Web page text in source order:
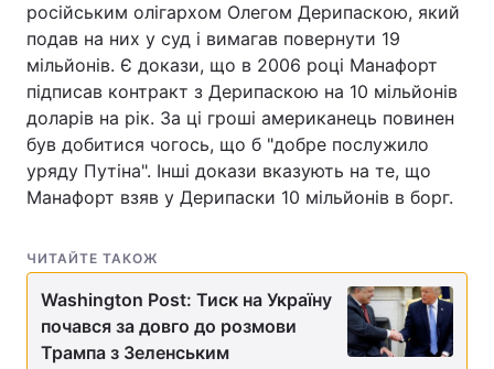
російським олігархом Олегом Дерипаскою, який
подав на них у суд і вимагав повернути 19
мільйонів. Є докази, що в 2006 році Манафорт
підписав контракт з Дерипаскою на 10 мільйонів
доларів на рік. За ці гроші американець повинен
був добитися чогось, що б "добре послужило
уряду Путіна". Інші докази вказують на те, що
Манафорт взяв у Дерипаски 10 мільйонів в борг.
ЧИТАЙТЕ ТАКОЖ
Washington Post: Тиск на Україну
почався за довго до розмови
Трампа з Зеленським